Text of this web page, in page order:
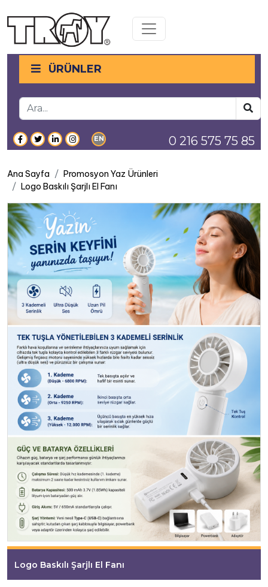
Toggle navigation
ÜRÜNLER
EN 0 216 575 75 85
Ana Sayfa
Promosyon Yaz Ürünleri
Logo Baskılı Şarjlı El Fanı
Logo Baskılı Şarjlı El Fanı